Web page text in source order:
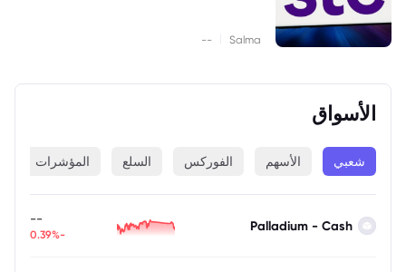
Salma
--
الأسواق
شعبي الأسهم الفوركس السلع المؤشرات
Palladium - Cash
--
-0.39%